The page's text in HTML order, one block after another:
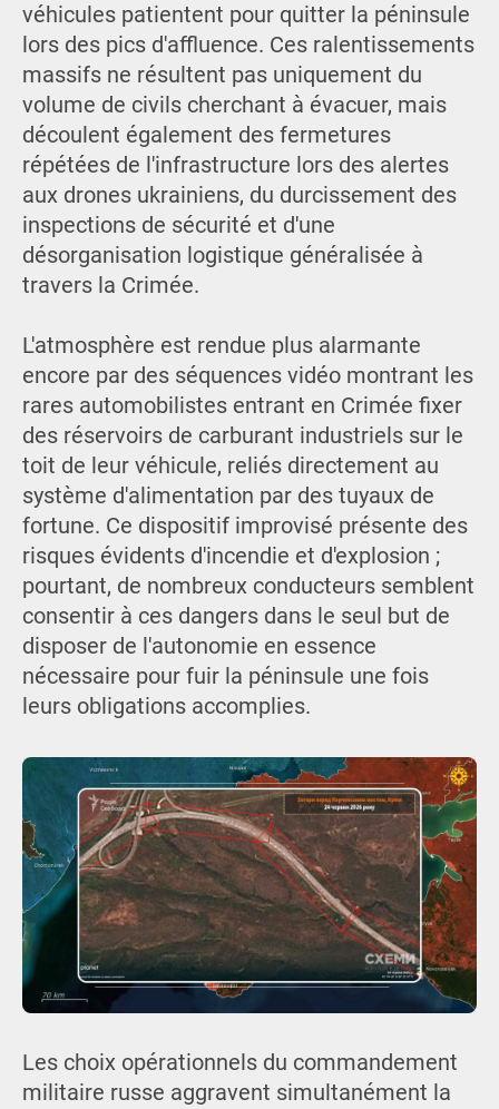
véhicules patientent pour quitter la péninsule
lors des pics d'affluence. Ces ralentissements
massifs ne résultent pas uniquement du
volume de civils cherchant à évacuer, mais
découlent également des fermetures
répétées de l'infrastructure lors des alertes
aux drones ukrainiens, du durcissement des
inspections de sécurité et d'une
désorganisation logistique généralisée à
travers la Crimée.
L'atmosphère est rendue plus alarmante
encore par des séquences vidéo montrant les
rares automobilistes entrant en Crimée fixer
des réservoirs de carburant industriels sur le
toit de leur véhicule, reliés directement au
système d'alimentation par des tuyaux de
fortune. Ce dispositif improvisé présente des
risques évidents d'incendie et d'explosion ;
pourtant, de nombreux conducteurs semblent
consentir à ces dangers dans le seul but de
disposer de l'autonomie en essence
nécessaire pour fuir la péninsule une fois
leurs obligations accomplies.
Les choix opérationnels du commandement
militaire russe aggravent simultanément la